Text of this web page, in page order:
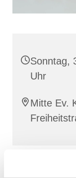
Sonntag,
Uhr
Mitte Ev.